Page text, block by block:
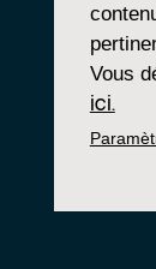
Vous
ici.